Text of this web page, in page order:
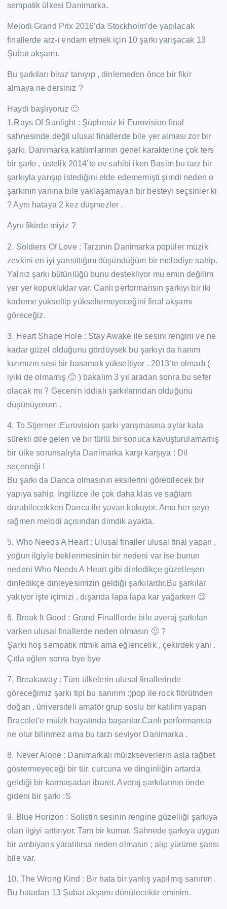
sempatik ülkesi Danimarka.
Melodi Grand Prix 2016’da Stockholm’de yapılacak
finallerde arz-ı endam etmek için 10 şarkı yarışacak 13
Şubat akşamı.
Bu şarkıları biraz tanıyıp , dinlemeden önce bir fikir
almaya ne dersiniz ?
Haydi başlıyoruz 🙂
1.Rays Of Sunlight : Şüphesiz ki Eurovision final
sahnesinde değil ulusal finallerde bile yer alması zor bir
şarkı. Danimarka katılımlarının genel karakterine çok ters
bir şarkı , üstelik 2014’te ev sahibi iken Basim bu tarz bir
şarkıyla yarışıp istediğini elde edememişti şimdi neden o
şarkının yanına bile yaklaşamayan bir besteyi seçsinler ki
? Aynı hataya 2 kez düşmezler .
Aynı fikirde miyiz ?
2. Soldiers Of Love : Tarzının Danimarka popüler müzik
zevkini en iyi yansıttığını düşündüğüm bir melodiye sahip.
Yalnız şarkı bütünlüğü bunu destekliyor mu emin değilim
yer yer kopukluklar var. Canlı performansın şarkıyı bir iki
kademe yükseltip yükseltemeyeceğini final akşamı
göreceğiz.
3. Heart Shape Hole : Stay Awake ile sesini rengini ve ne
kadar güzel olduğunu gördüysek bu şarkıyı da hanım
kızımızın sesi bir basamak yükseltiyor . 2013’te olmadı (
iyiki de olmamış 🙂 ) bakalım 3 yıl aradan sonra bu sefer
olacak mı ? Gecenin iddialı şarkılarından olduğunu
düşünüyorum .
4. To Stjerner :Eurovision şarkı yarışmasına aylar kala
sürekli dile gelen ve bir türlü bir sonuca kavuşturulamamış
bir ülke sorunsalıyla Danimarka karşı karşıya : Dil
seçeneği !
Bu şarkı da Danca olmasının eksilerini görebilecek bir
yapıya sahip. İngilizce ile çok daha klas ve sağlam
durabilecekken Danca ile yavan kokuyor. Ama her şeye
rağmen melodi açısından dimdik ayakta.
5. Who Needs A Heart : Ulusal finaller ulusal final yapan ,
yoğun ilgiyle beklenmesinin bir nedeni var ise bunun
nedeni Who Needs A Heart gibi dinledikçe güzelleşen
dinledikçe dinleyesimizin geldiği şarkılardır.Bu şarkılar
yakıyor işte içimizi , dışarıda lapa lapa kar yağarken 😉
6. Break It Good : Grand Finalllerde bile averaj şarkıları
varken ulusal finallerde neden olmasın 🙂 ?
Şarkı hoş sempatik ritmik ama eğlencelik , çekirdek yani .
Çıtla eğlen sonra bye bye
7. Breakaway : Tüm ülkelerin ulusal finallerinde
göreceğimiz şarkı tipi bu sanırım :)pop ile rock flörütnden
doğan , üniversiteli amatör grup soslu bir katılım yapan
Bracelet’e müizk hayatında başarılar.Canlı performansta
ne olur bilinmez ama bu tarzı seviyor Danimarka .
8. Never Alone : Danimarkalı müizkseverlerin asla rağbet
göstermeyeceği bir tür. curcuna ve dinginliğin artarda
geldiği bir karmaşadan ibaret. Averaj şarkılarının önde
gideni bir şarkı :S
9. Blue Horizon : Solistin sesinin rengine güzelliği şarkıya
olan ilgiyi arttırıyor. Tam bir kumar. Sahnede şarkıya uygun
bir ambiyans yaratılırsa neden olmasın ; alıp yürüme şansı
bile var.
10. The Wrong Kind : Bir hata bir yanlış yapılmış sanırım .
Bu hatadan 13 Şubat akşamı dönülecektir eminim.